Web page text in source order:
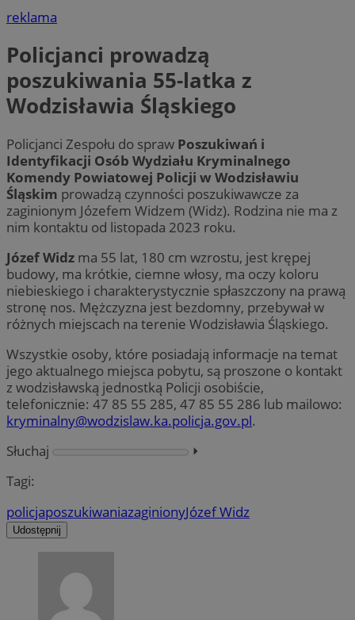
reklama
Policjanci prowadzą
poszukiwania 55-latka z
Wodzisławia Śląskiego
Policjanci Zespołu do spraw Poszukiwań i
Identyfikacji Osób Wydziału Kryminalnego
Komendy Powiatowej Policji w Wodzisławiu
Śląskim prowadzą czynności poszukiwawcze za
zaginionym Józefem Widzem (Widz). Rodzina nie ma z
nim kontaktu od listopada 2023 roku.
Józef Widz ma 55 lat, 180 cm wzrostu, jest krępej
budowy, ma krótkie, ciemne włosy, ma oczy koloru
niebieskiego i charakterystycznie spłaszczony na prawą
stronę nos. Mężczyzna jest bezdomny, przebywał w
różnych miejscach na terenie Wodzisławia Śląskiego.
Wszystkie osoby, które posiadają informacje na temat
jego aktualnego miejsca pobytu, są proszone o kontakt
z wodzisławską jednostką Policji osobiście,
telefonicznie: 47 85 55 285, 47 85 55 286 lub mailowo:
kryminalny@wodzislaw.ka.policja.gov.pl.
Słuchaj
⏵︎
Tagi:
policjaposzukiwaniazaginionyJózef Widz
Udostępnij